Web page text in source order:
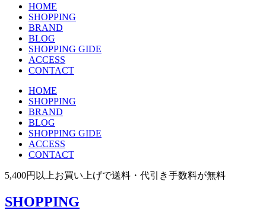
HOME
SHOPPING
BRAND
BLOG
SHOPPING GIDE
ACCESS
CONTACT
HOME
SHOPPING
BRAND
BLOG
SHOPPING GIDE
ACCESS
CONTACT
5,400円以上お買い上げで送料・代引き手数料が無料
SHOPPING